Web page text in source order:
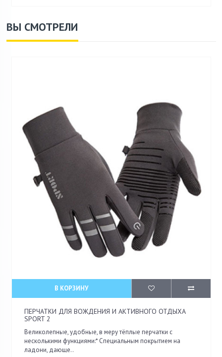
ВЫ СМОТРЕЛИ
В КОРЗИНУ
ПЕРЧАТКИ ДЛЯ ВОЖДЕНИЯ И АКТИВНОГО ОТДЫХА
SPORT 2
Великолепные, удобные, в меру тёплые перчатки с
несколькими функциями:* Специальным покрытием на
ладони, дающе..